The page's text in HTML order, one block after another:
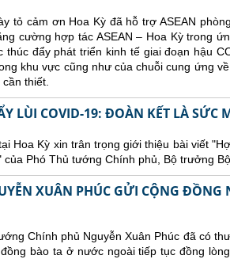
tỏ cảm ơn Hoa Kỳ đã hỗ trợ ASEAN
cường hợp tác ASEAN – Hoa Kỳ trong
thúc đẩy phát triển kinh tế giai đoạn hậu
khu vực cũng như của chuỗi cung ứng
thiết.
LÙI COVID-19: ĐOÀN KẾT LÀ SỨC
Hoa Kỳ xin trân trọng giới thiệu bài viết
Phó Thủ tướng Chính phủ, Bộ trưởng
XUÂN PHÚC GỬI CỘNG ĐỒNG
Chính phủ Nguyễn Xuân Phúc đã có
bào ta ở nước ngoài tiếp tục đồng